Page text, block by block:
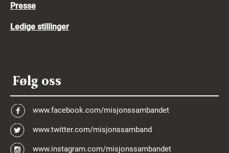
Presse
Ledige stillinger
Følg oss
www.facebook.com/misjonssambandet
www.twitter.com/misjonssamband
www.instagram.com/misjonssambandet